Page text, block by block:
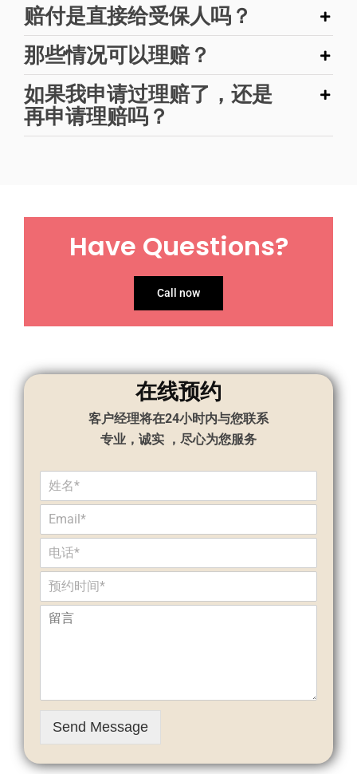
赔付是直接给受保人吗？
那些情况可以理赔？
如果我申请过理赔了，还是
再申请理赔吗？
Have Questions?
Call now
在线预约
客户经理将在24小时内与您联系
专业，诚实 ，尽心为您服务
Send Message